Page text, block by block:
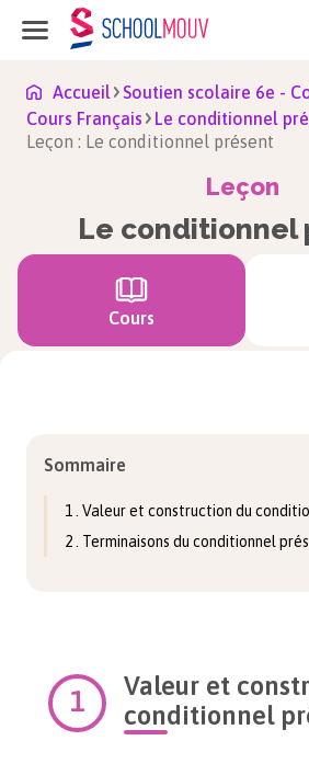
Accueil
Soutien scolaire 6e -
Cours Français
Le conditionnel
Leçon : Le conditionnel présent
Leçon
Le conditionnel
Cours
Sommaire
1 . Valeur et construction du
2 . Terminaisons du conditionnel
Valeur et
conditionnel